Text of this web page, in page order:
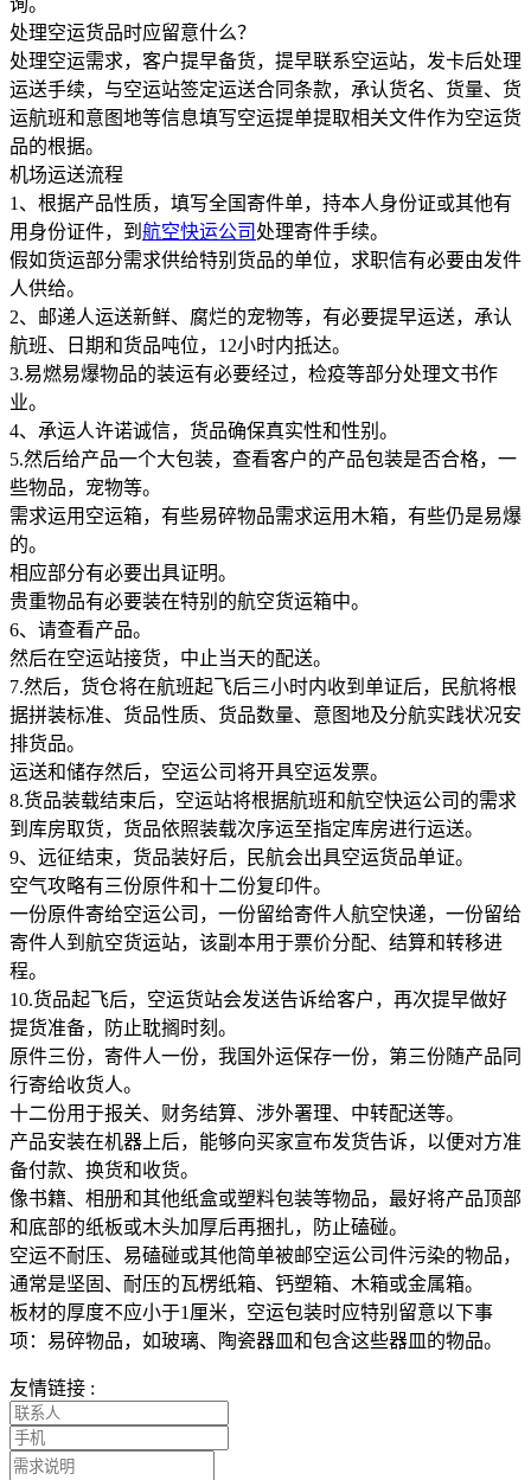
处理空运货品时应留意什么？
处理空运需求，客户提早备货，提早联系空运站，发卡后处理
运送手续，与空运站签定运送合同条款，承认货名、货量、货
运航班和意图地等信息填写空运提单提取相关文件作为空运货
品的根据。
机场运送流程
1、根据产品性质，填写全国寄件单，持本人身份证或其他有
用身份证件，到 航空快运公司 处理寄件手续。
假如货运部分需求供给特别货品的单位，求职信有必要由发件
人供给。
2、邮递人运送新鲜、腐烂的宠物等，有必要提早运送，承认
航班、日期和货品吨位，12小时内抵达。
3.易燃易爆物品的装运有必要经过，检疫等部分处理文书作
业。
4、承运人许诺诚信，货品确保真实性和性别。
5.然后给产品一个大包装，查看客户的产品包装是否合格，一
些物品，宠物等。
需求运用空运箱，有些易碎物品需求运用木箱，有些仍是易爆
的。
相应部分有必要出具证明。
贵重物品有必要装在特别的航空货运箱中。
6、请查看产品。
然后在空运站接货，中止当天的配送。
7.然后，货仓将在航班起飞后三小时内收到单证后，民航将根
据拼装标准、货品性质、货品数量、意图地及分航实践状况安
排货品。
运送和储存然后，空运公司将开具空运发票。
8.货品装载结束后，空运站将根据航班和航空快运公司的需求
到库房取货，货品依照装载次序运至指定库房进行运送。
9、远征结束，货品装好后，民航会出具空运货品单证。
空气攻略有三份原件和十二份复印件。
一份原件寄给空运公司，一份留给寄件人航空快递，一份留给
寄件人到航空货运站，该副本用于票价分配、结算和转移进
程。
10.货品起飞后，空运货站会发送告诉给客户，再次提早做好
提货准备，防止耽搁时刻。
原件三份，寄件人一份，我国外运保存一份，第三份随产品同
行寄给收货人。
十二份用于报关、财务结算、涉外署理、中转配送等。
产品安装在机器上后，能够向买家宣布发货告诉，以便对方准
备付款、换货和收货。
像书籍、相册和其他纸盒或塑料包装等物品，最好将产品顶部
和底部的纸板或木头加厚后再捆扎，防止磕碰。
空运不耐压、易磕碰或其他简单被邮空运公司件污染的物品，
通常是坚固、耐压的瓦楞纸箱、钙塑箱、木箱或金属箱。
板材的厚度不应小于1厘米，空运包装时应特别留意以下事
项：易碎物品，如玻璃、陶瓷器皿和包含这些器皿的物品。
友情链接 :